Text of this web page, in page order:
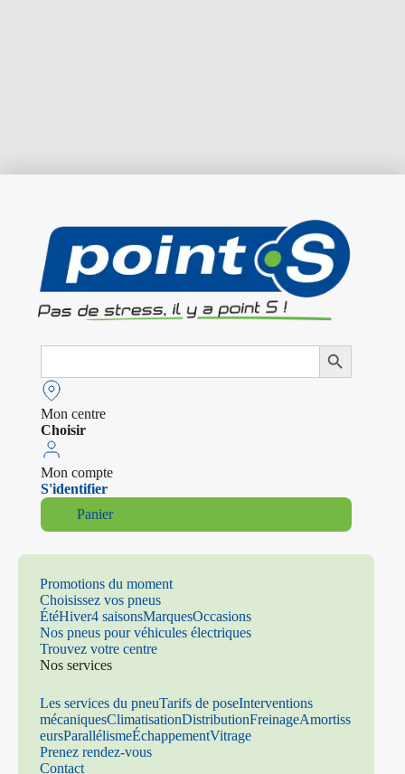
Search
Search Button
Mon centre
Choisir
Mon compte
S'identifier
Panier
Promotions du moment
Choisissez vos pneus
ÉtéHiver4 saisonsMarquesOccasions
Nos pneus pour véhicules électriques
Trouvez votre centre
Nos services
Les services du pneuTarifs de poseInterventions
mécaniquesClimatisationDistributionFreinageAmortiss
eursParallélismeÉchappementVitrage
Prenez rendez-vous
Contact